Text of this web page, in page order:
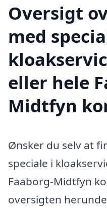
Oversigt
med
eller hele
Midtfyn
Ønsker du selv at
speciale i
Faaborg-Midtfyn
oversigten